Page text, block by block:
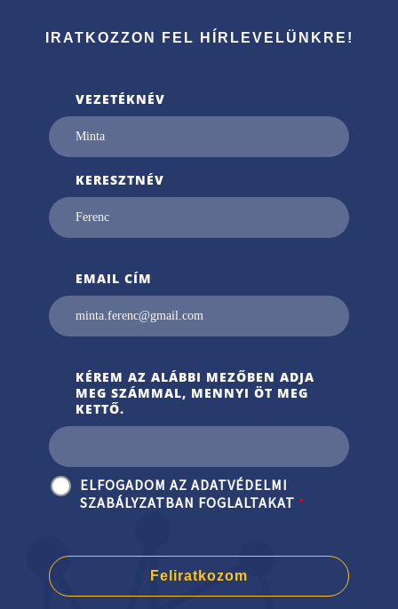
IRATKOZZON FEL HÍRLEVELÜNKRE!
VEZETÉKNÉV
KERESZTNÉV
EMAIL CÍM
KÉREM AZ ALÁBBI MEZŐBEN ADJA
MEG SZÁMMAL, MENNYI ÖT MEG
KETTŐ.
ELFOGADOM AZ ADATVÉDELMI
SZABÁLYZATBAN FOGLALTAKAT *
Feliratkozom